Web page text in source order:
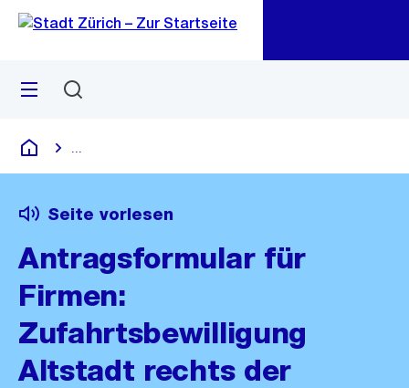
Navigation
Sprunglink
Menü
Deutsch
Seite vorlesen
Antragsformular für
Firmen:
Zufahrtsbewilligung
Altstadt rechts der